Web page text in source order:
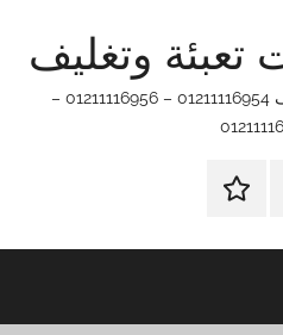
تعبئة وتغليف
اسعار ماكينات التعبئة والتغليف 01211116954 – 01211116956 –
اتـصـل
في
التي